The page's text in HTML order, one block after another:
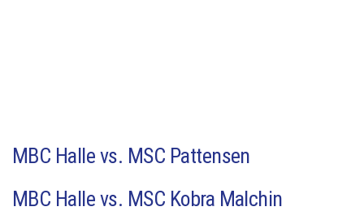
MBC Halle vs. MSC Pattensen
MBC Halle vs. MSC Kobra Malchin